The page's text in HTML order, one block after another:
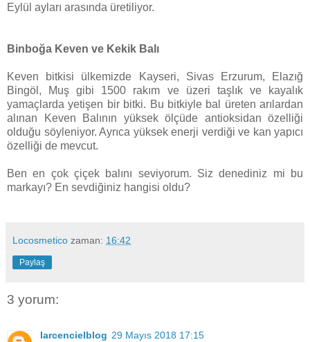
Eylül ayları arasında üretiliyor.
Binboğa Keven ve Kekik Balı
Keven bitkisi ülkemizde Kayseri, Sivas Erzurum, Elazığ
Bingöl, Muş gibi 1500 rakım ve üzeri taşlık ve kayalık
yamaçlarda yetişen bir bitki. Bu bitkiyle bal üreten arılardan
alınan Keven Balının yüksek ölçüde antioksidan özelliği
olduğu söyleniyor. Ayrıca yüksek enerji verdiği ve kan yapıcı
özelliği de mevcut.
Ben en çok çiçek balını seviyorum. Siz denediniz mi bu
markayı? En sevdiğiniz hangisi oldu?
Locosmetico zaman: 16:42
Paylaş
3 yorum:
larcencielblog 29 Mayıs 2018 17:15